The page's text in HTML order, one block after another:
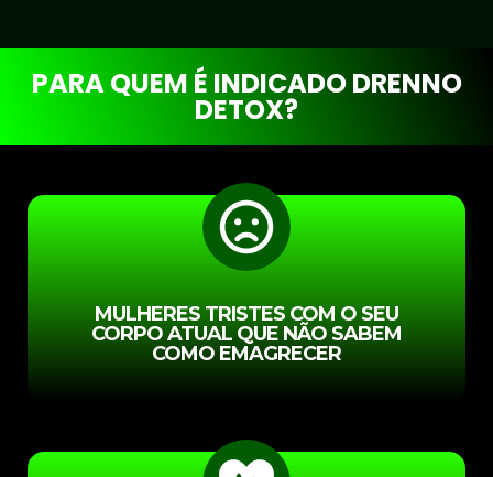
PARA QUEM É INDICADO DRENNO
DETOX?​
MULHERES TRISTES COM O SEU
CORPO ATUAL QUE NÃO SABEM
COMO EMAGRECER